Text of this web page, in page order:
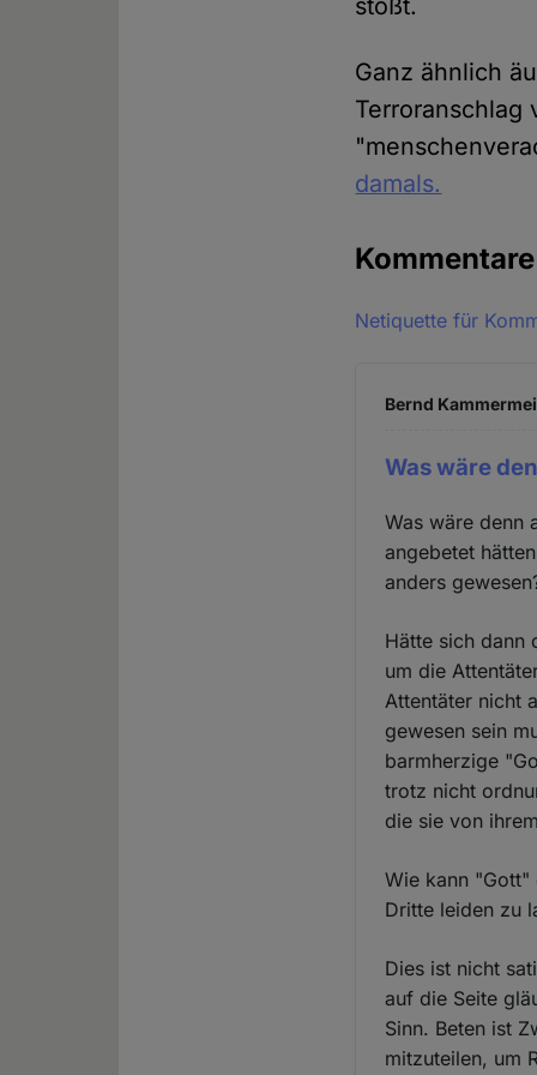
stößt.
Ganz ähnlich
Terroranschlag
damals.
Kommentare
Netiquette für
Bernd
Was wäre
Was wäre denn
angebetet
anders
Hätte sich dann
um die
Attentäter nicht
gewesen sein
barmherzige
trotz nicht
die sie von
Wie kann "Gott"
Dritte leiden zu
Dies ist nicht
auf die Seite
Sinn. Beten ist
mitzuteilen, um